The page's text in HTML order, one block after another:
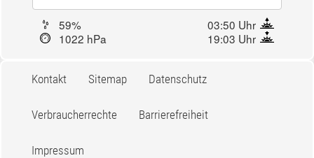
59%
03:50 Uhr
1022 hPa
19:03 Uhr
Kontakt Sitemap Datenschutz
Verbraucherrechte Barrierefreiheit
Impressum